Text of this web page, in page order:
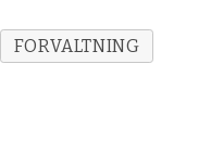
The roles of
prey in
willow
Wildlife
FORVALTNING